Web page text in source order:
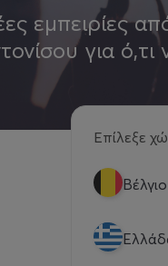
εμπειρίες
για
Επίλεξε
Βέλγιο